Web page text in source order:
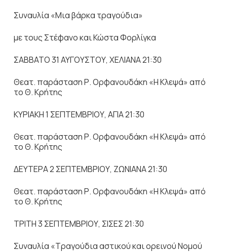
Συναυλία «Μια βάρκα τραγούδια»
με τους Στέφανο και Κώστα Φορλίγκα
ΣΑΒΒΑΤΟ 31 ΑΥΓΟΥΣΤΟΥ, ΧΕΛΙΑΝΑ 21:30
Θεατ. παράσταση Ρ. Ορφανουδάκη «Η Κλεψά» από
το Θ. Κρήτης
ΚΥΡΙΑΚΗ 1 ΣΕΠΤΕΜΒΡΙΟΥ, ΑΓΙΑ 21:30
Θεατ. παράσταση Ρ. Ορφανουδάκη «Η Κλεψά» από
το Θ. Κρήτης
ΔΕΥΤΕΡΑ 2 ΣΕΠΤΕΜΒΡΙΟΥ, ΖΩΝΙΑΝΑ 21:30
Θεατ. παράσταση Ρ. Ορφανουδάκη «Η Κλεψά» από
το Θ. Κρήτης
ΤΡΙΤΗ 3 ΣΕΠΤΕΜΒΡΙΟΥ, ΣΙΣΕΣ 21:30
Συναυλία «Τραγούδια αστικού και ορεινού Νομού